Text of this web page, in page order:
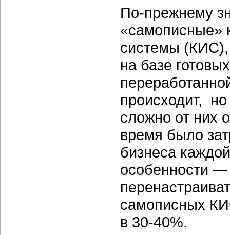
По-прежнему
«самописные»
системы (КИС),
на базе
происходит,
сложно от них
время было
бизнеса
особенности
самописных
в 30-40%.